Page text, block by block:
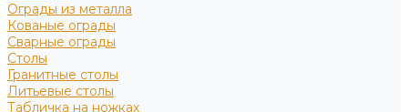
Ограды из металла
Кованые ограды
Сварные ограды
Столы
Гранитные столы
Литьевые столы
Табличка на ножках